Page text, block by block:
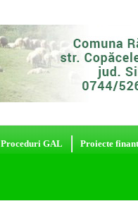
Proceduri GAL Proiecte